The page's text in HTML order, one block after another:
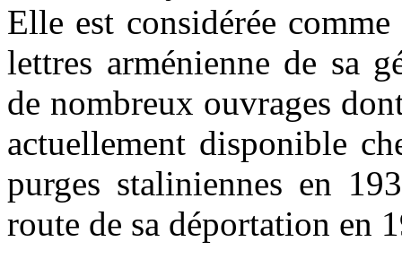
Elle est considérée
lettres arménienne de sa
de nombreux ouvrages
actuellement disponible
purges staliniennes en
route de sa déportation en